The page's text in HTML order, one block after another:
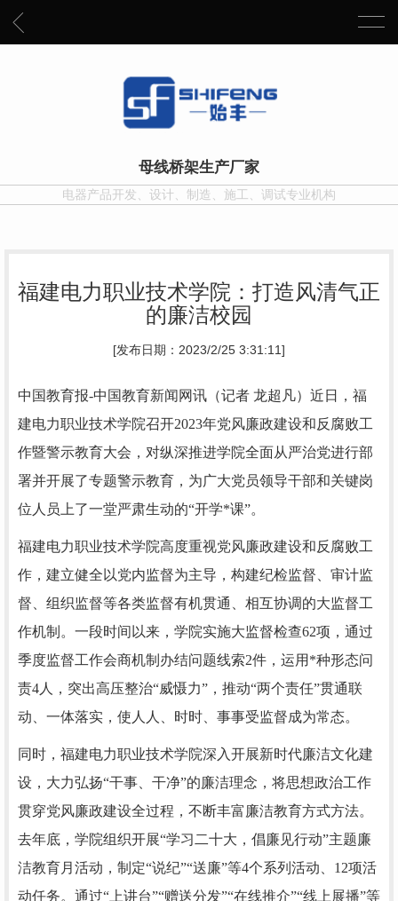
母线桥架生产厂家
电器产品开发、设计、制造、施工、调试专业机构
福建电力职业技术学院：打造风清气正
的廉洁校园
[发布日期：2023/2/25 3:31:11]
中国教育报-中国教育新闻网讯（记者 龙超凡） 近日，福
建电力职业技术学院召开2023年党风廉政建设和反腐败工
作暨警示教育大会，对纵深推进学院全面从严治党进行部
署并开展了专题警示教育，为广大党员领导干部和关键岗
位人员上了一堂严肃生动的“开学*课”。
福建电力职业技术学院高度重视党风廉政建设和反腐败工
作，建立健全以党内监督为主导，构建纪检监督、审计监
督、组织监督等各类监督有机贯通、相互协调的大监督工
作机制。一段时间以来，学院实施大监督检查62项，通过
季度监督工作会商机制办结问题线索2件，运用*种形态问
责4人，突出高压整治“威慑力”，推动“两个责任”贯通联
动、一体落实，使人人、时时、事事受监督成为常态。
同时，福建电力职业技术学院深入开展新时代廉洁文化建
设，大力弘扬“干事、干净”的廉洁理念，将思想政治工作
贯穿党风廉政建设全过程，不断丰富廉洁教育方式方法。
去年底，学院组织开展“学习二十大，倡廉见行动”主题廉
洁教育月活动，制定“说纪”“送廉”等4个系列活动、12项活
动任务。通过“上讲台”“赠送分发”“在线推介”“线上展播”等